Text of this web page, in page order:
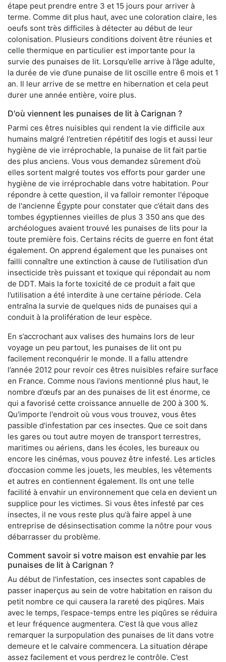
étape peut prendre entre 3 et 15 jours pour arriver à
terme. Comme dit plus haut, avec une coloration claire, les
oeufs sont très difficiles à détecter au début de leur
colonisation. Plusieurs conditions doivent être réunies et
celle thermique en particulier est importante pour la
survie des punaises de lit. Lorsqu’elle arrive à l’âge adulte,
la durée de vie d’une punaise de lit oscille entre 6 mois et 1
an. Il leur arrive de se mettre en hibernation et cela peut
durer une année entière, voire plus.
D'où viennent les punaises de lit à Carignan ?
Parmi ces êtres nuisibles qui rendent la vie difficile aux
humains malgré l’entretien répétitif des logis et aussi leur
hygiène de vie irréprochable, la punaise de lit fait partie
des plus anciens. Vous vous demandez sûrement d’où
elles sortent malgré toutes vos efforts pour garder une
hygiène de vie irréprochable dans votre habitation. Pour
répondre à cette question, il va falloir remonter l'époque
de l'ancienne Égypte pour constater que c’était dans des
tombes égyptiennes vieilles de plus 3 350 ans que des
archéologues avaient trouvé les punaises de lits pour la
toute première fois. Certains récits de guerre en font état
également. On apprend également que les punaises ont
failli connaître une extinction à cause de l’utilisation d’un
insecticide très puissant et toxique qui répondait au nom
de DDT. Mais la forte toxicité de ce produit a fait que
l’utilisation a été interdite à une certaine période. Cela
entraîna la survie de quelques nids de punaises qui a
conduit à la prolifération de leur espèce.
En s’accrochant aux valises des humains lors de leur
voyage un peu partout, les punaises de lit ont pu
facilement reconquérir le monde. Il a fallu attendre
l’année 2012 pour revoir ces êtres nuisibles refaire surface
en France. Comme nous l’avions mentionné plus haut, le
nombre d’œufs par an des punaises de lit est énorme, ce
qui a favorisé cette croissance annuelle de 200 à 300 %.
Qu'importe l'endroit où vous vous trouvez, vous êtes
passible d'infestation par ces insectes. Que ce soit dans
les gares ou tout autre moyen de transport terrestres,
maritimes ou aériens, dans les écoles, les bureaux ou
encore les cinémas, vous pouvez être infesté. Les articles
d’occasion comme les jouets, les meubles, les vêtements
et autres en contiennent également. Ils ont une telle
facilité à envahir un environnement que cela en devient un
supplice pour les victimes. Si vous êtes infesté par ces
insectes, il ne vous reste plus qu’à faire appel à une
entreprise de désinsectisation comme la nôtre pour vous
débarrasser du problème.
Comment savoir si votre maison est envahie par les
punaises de lit à Carignan ?
Au début de l'infestation, ces insectes sont capables de
passer inaperçus au sein de votre habitation en raison du
petit nombre ce qui causera la rareté des piqûres. Mais
avec le temps, l’espace-temps entre les piqûres se réduira
et leur fréquence augmentera. C’est là que vous allez
remarquer la surpopulation des punaises de lit dans votre
demeure et le calvaire commencera. La situation dérape
assez facilement et vous perdrez le contrôle. C’est